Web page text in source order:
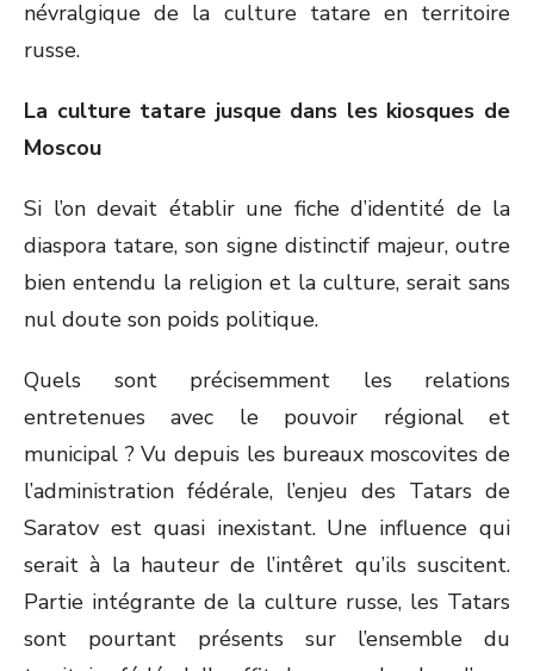
névralgique de la culture tatare en territoire
russe.
La culture tatare jusque dans les kiosques de
Moscou
Si l’on devait établir une fiche d’identité de la
diaspora tatare, son signe distinctif majeur, outre
bien entendu la religion et la culture, serait sans
nul doute son poids politique.
Quels sont précisemment les relations
entretenues avec le pouvoir régional et
municipal ? Vu depuis les bureaux moscovites de
l’administration fédérale, l’enjeu des Tatars de
Saratov est quasi inexistant. Une influence qui
serait à la hauteur de l’intêret qu’ils suscitent.
Partie intégrante de la culture russe, les Tatars
sont pourtant présents sur l’ensemble du